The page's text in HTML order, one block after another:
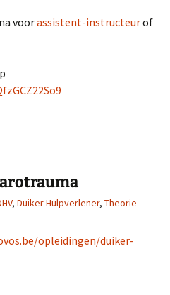
voorassistent-instructeurof
, Duiker Hulpverlener, Theorie
opleidingen/duiker-